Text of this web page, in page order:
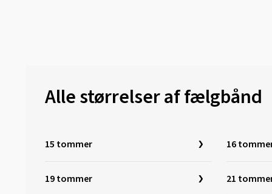
Alle størrelser af fælgbånd
15 tommer 16
19 tommer 21